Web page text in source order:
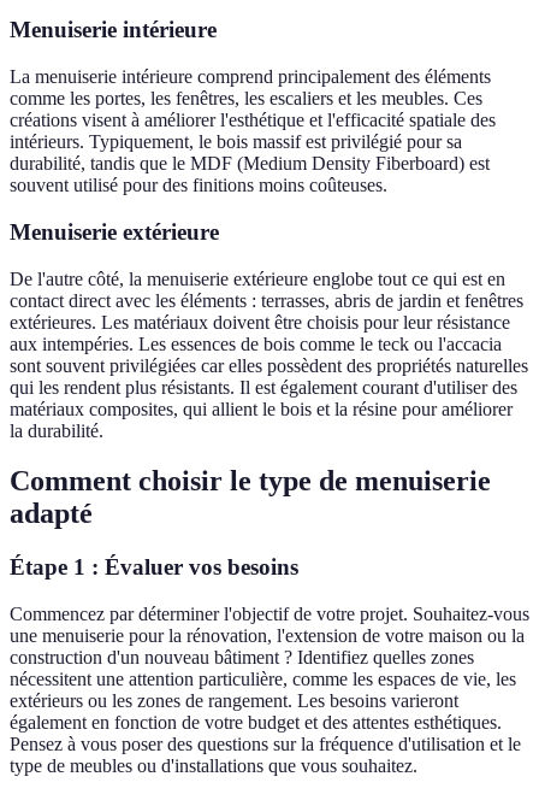
Menuiserie intérieure
La menuiserie intérieure comprend principalement des éléments
comme les portes, les fenêtres, les escaliers et les meubles. Ces
créations visent à améliorer l'esthétique et l'efficacité spatiale des
intérieurs. Typiquement, le bois massif est privilégié pour sa
durabilité, tandis que le MDF (Medium Density Fiberboard) est
souvent utilisé pour des finitions moins coûteuses.
Menuiserie extérieure
De l'autre côté, la menuiserie extérieure englobe tout ce qui est en
contact direct avec les éléments : terrasses, abris de jardin et fenêtres
extérieures. Les matériaux doivent être choisis pour leur résistance
aux intempéries. Les essences de bois comme le teck ou l'accacia
sont souvent privilégiées car elles possèdent des propriétés naturelles
qui les rendent plus résistants. Il est également courant d'utiliser des
matériaux composites, qui allient le bois et la résine pour améliorer
la durabilité.
Comment choisir le type de menuiserie
adapté
Étape 1 : Évaluer vos besoins
Commencez par déterminer l'objectif de votre projet. Souhaitez-vous
une menuiserie pour la rénovation, l'extension de votre maison ou la
construction d'un nouveau bâtiment ? Identifiez quelles zones
nécessitent une attention particulière, comme les espaces de vie, les
extérieurs ou les zones de rangement. Les besoins varieront
également en fonction de votre budget et des attentes esthétiques.
Pensez à vous poser des questions sur la fréquence d'utilisation et le
type de meubles ou d'installations que vous souhaitez.